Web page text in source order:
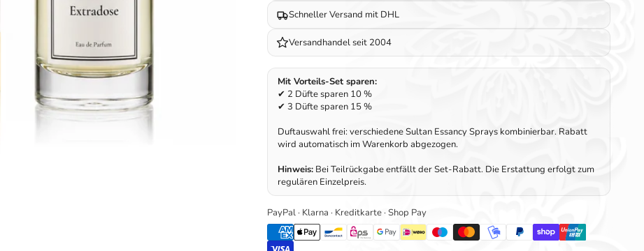
Schneller Versand mit DHL
Versandhandel seit 2004
Mit Vorteils-Set sparen:
✔ 2 Düfte sparen 10 %
✔ 3 Düfte sparen 15 %
Duftauswahl frei: verschiedene Sultan Essancy Sprays kombinierbar. Rabatt
wird automatisch im Warenkorb abgezogen.
Hinweis: Bei Teilrückgabe entfällt der Set-Rabatt. Die Erstattung erfolgt zum
regulären Einzelpreis.
PayPal · Klarna · Kreditkarte · Shop Pay